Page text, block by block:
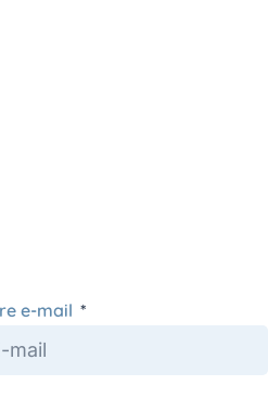
e-mail